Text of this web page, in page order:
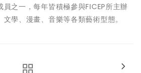
之一，每年皆積極參與FICEP所主辦
學、漫畫、音樂等各類藝術型態。